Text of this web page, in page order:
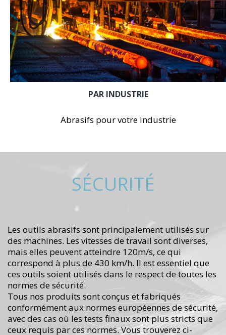
PAR INDUSTRIE
Abrasifs pour votre industrie
SÉCURITÉ
Les outils abrasifs sont principalement utilisés sur
des machines. Les vitesses de travail sont diverses,
mais elles peuvent atteindre 120m/s, ce qui
correspond à plus de 430 km/h. Il est essentiel que
ces outils soient utilisés dans le respect de toutes les
normes de sécurité.
Tous nos produits sont conçus et fabriqués
conformément aux normes européennes de sécurité,
avec des cas où les tests finaux sont plus stricts que
ceux requis par ces normes. Vous trouverez ci-